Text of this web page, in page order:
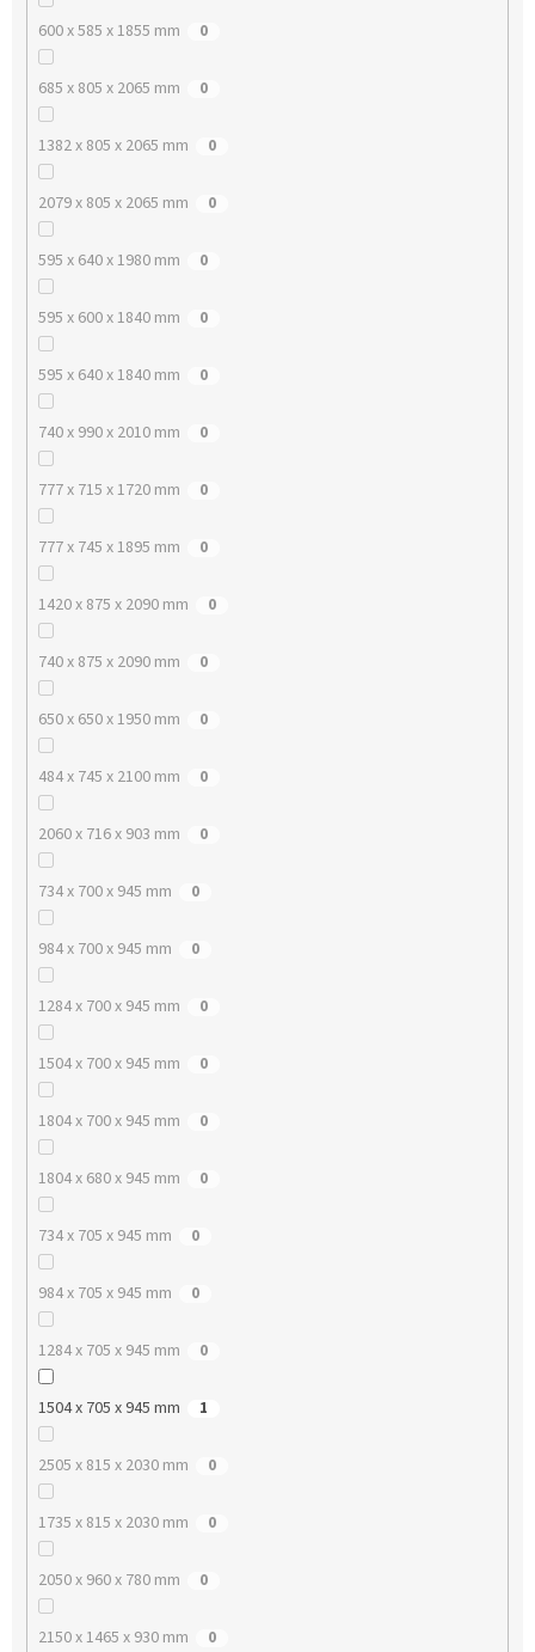
600 x 585 x 1855 mm 0
685 x 805 x 2065 mm 0
1382 x 805 x 2065 mm 0
2079 x 805 x 2065 mm 0
595 x 640 x 1980 mm 0
595 x 600 x 1840 mm 0
595 x 640 x 1840 mm 0
740 x 990 x 2010 mm 0
777 x 715 x 1720 mm 0
777 x 745 x 1895 mm 0
1420 x 875 x 2090 mm 0
740 x 875 x 2090 mm 0
650 x 650 x 1950 mm 0
484 x 745 x 2100 mm 0
2060 x 716 x 903 mm 0
734 x 700 x 945 mm 0
984 x 700 x 945 mm 0
1284 x 700 x 945 mm 0
1504 x 700 x 945 mm 0
1804 x 700 x 945 mm 0
1804 x 680 x 945 mm 0
734 x 705 x 945 mm 0
984 x 705 x 945 mm 0
1284 x 705 x 945 mm 0
1504 x 705 x 945 mm 1
2505 x 815 x 2030 mm 0
1735 x 815 x 2030 mm 0
2050 x 960 x 780 mm 0
2150 x 1465 x 930 mm 0